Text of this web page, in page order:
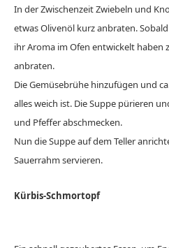
In der Zwischenzeit Zwiebeln und
etwas Olivenöl kurz anbraten.
ihr Aroma im Ofen entwickelt haben
anbraten.
Die Gemüsebrühe hinzufügen und
alles weich ist. Die Suppe pürieren
und Pfeffer abschmecken.
Nun die Suppe auf dem Teller
Sauerrahm servieren.
Kürbis-Schmortopf